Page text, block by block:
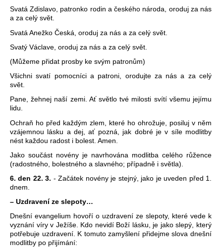
Svatá Zdislavo, patronko rodin a českého národa, oroduj za nás
a za celý svět.
Svatá Anežko Česká, oroduj za nás a za celý svět.
Svatý Václave, oroduj za nás a za celý svět.
(Můžeme přidat prosby ke svým patronům)
Všichni svatí pomocníci a patroni, orodujte za nás a za celý
svět.
Pane, žehnej naší zemi. Ať světlo tvé milosti svítí všemu jejímu
lidu.
Ochraň ho před každým zlem, které ho ohrožuje, posiluj v něm
vzájemnou lásku a dej, ať pozná, jak dobré je v síle modlitby
nést každou radost i bolest. Amen.
Jako součást novény je navrhována modlitba celého růžence
(radostného, bolestného a slavného; případně i světla).
6. den 22. 3. - Začátek novény je stejný, jako je uveden před 1.
dnem.
– Uzdravení ze slepoty…
Dnešní evangelium hovoří o uzdravení ze slepoty, které vede k
vyznání víry v Ježíše. Kdo nevidí Boží lásku, je jako slepý, který
potřebuje uzdravení. K tomuto zamyšlení přidejme slova dnešní
modlitby po přijímání: